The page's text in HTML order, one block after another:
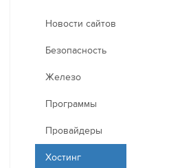
Новости сайтов
Безопасность
Железо
Программы
Провайдеры
Хостинг